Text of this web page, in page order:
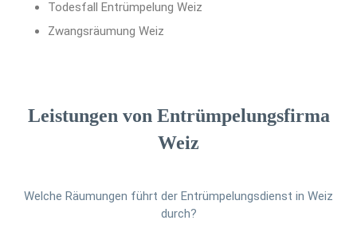
Todesfall Entrümpelung Weiz
Zwangsräumung Weiz
Leistungen von Entrümpelungsfirma
Weiz
Welche Räumungen führt der Entrümpelungsdienst in Weiz
durch?